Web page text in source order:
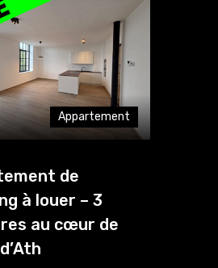
Appartement
de
à louer – 3
au cœur de